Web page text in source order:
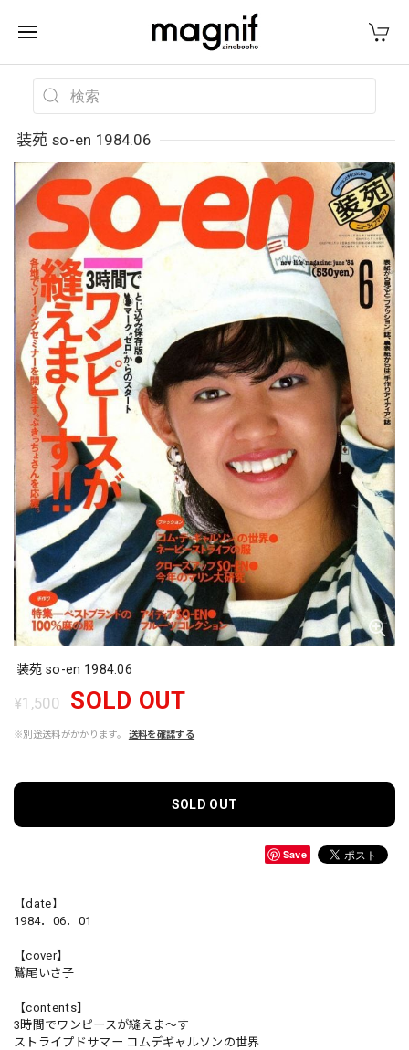
装苑 so-en 1984.06
装苑 so-en 1984.06
¥1,500 SOLD OUT
※別途送料がかかります。 送料を確認する
SOLD OUT
Save
【date】
1984．06．01
【cover】
鷲尾いさ子
【contents】
3時間でワンピースが縫えま～す
ストライプドサマー コムデギャルソンの世界